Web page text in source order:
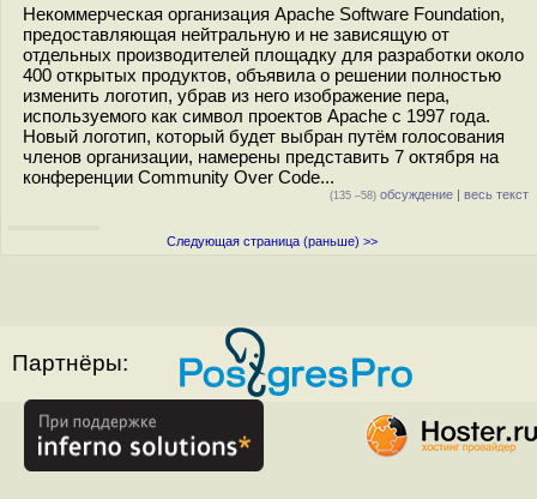
Некоммерческая организация Apache Software Foundation,
предоставляющая нейтральную и не зависящую от
отдельных производителей площадку для разработки около
400 открытых продуктов, объявила о решении полностью
изменить логотип, убрав из него изображение пера,
используемого как символ проектов Apache с 1997 года.
Новый логотип, который будет выбран путём голосования
членов организации, намерены представить 7 октября на
конференции Community Over Code...
(135 –58) обсуждение | весь текст
Следующая страница (раньше) >>
Партнёры: